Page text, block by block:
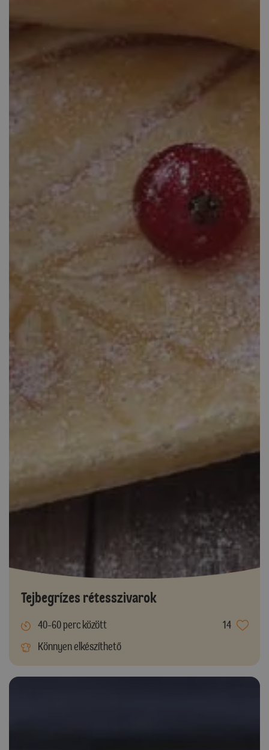
Tejbegrízes rétesszivarok
40-60 perc között
14
Könnyen elkészíthető